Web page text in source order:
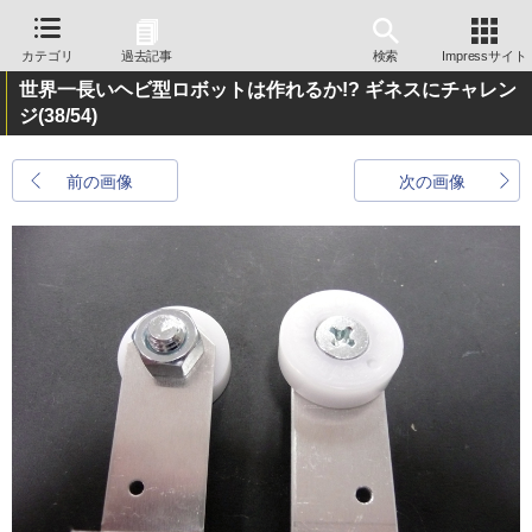
カテゴリ 過去記事 検索 Impressサイト
世界一長いヘビ型ロボットは作れるか!? ギネスにチャレン
ジ(38/54)
前の画像 次の画像